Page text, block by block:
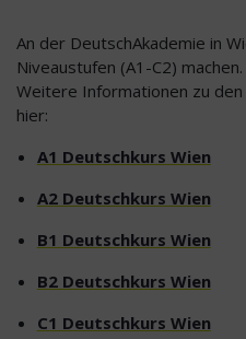
An der DeutschAkademie in
Niveaustufen (A1-C2)
Weitere Informationen zu
hier:
A1 Deutschkurs Wien
A2 Deutschkurs Wien
B1 Deutschkurs Wien
B2 Deutschkurs Wien
C1 Deutschkurs Wien